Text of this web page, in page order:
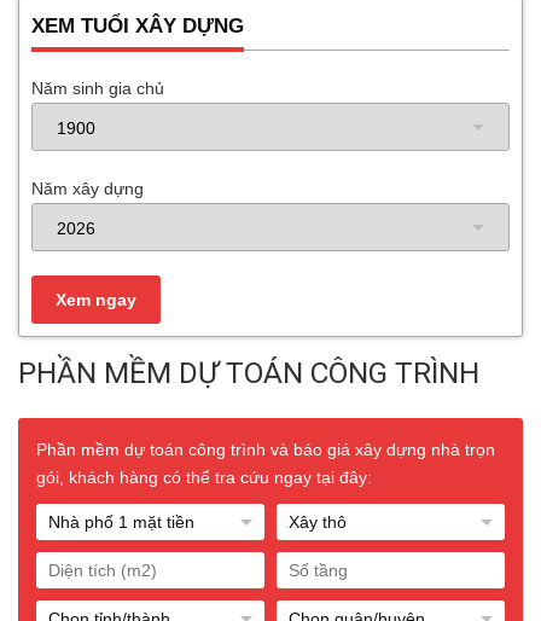
XEM TUỔI XÂY DỰNG
Năm sinh gia chủ
Năm xây dựng
PHẦN MỀM DỰ TOÁN CÔNG TRÌNH
Phần mềm dự toán công trình và báo giá xây dựng nhà trọn
gói, khách hàng có thể tra cứu ngay tại đây: